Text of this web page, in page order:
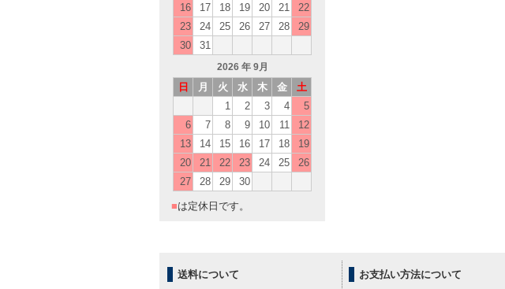
16
17 18 19 20 21
22
23
24 25 26 27 28
29
30
31
2026 年 9月
日 月 火 水 木 金
土
1
2 3 4
5
6
7 8 9 10 11
12
13
14 15 16 17 18
19
20
21 22 23 24 25
26
27
28 29 30
■は定休日です。
送料について お支払い方法について